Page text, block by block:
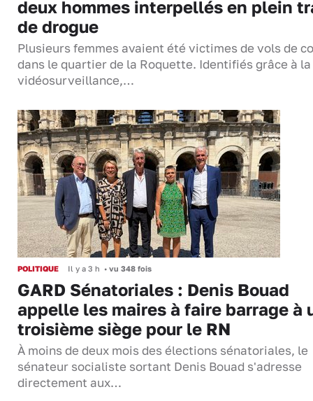
deux hommes interpellés en plein
de drogue
Plusieurs femmes avaient été victimes de vols de
dans le quartier de la Roquette. Identifiés grâce à la
vidéosurveillance,…
POLITIQUE Il y a 3 h • vu 348 fois
GARD Sénatoriales : Denis Bouad
appelle les maires à faire barrage à
troisième siège pour le RN
À moins de deux mois des élections sénatoriales, le
sénateur socialiste sortant Denis Bouad s'adresse
directement aux…